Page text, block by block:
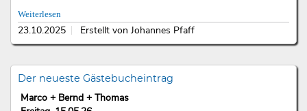
Weiterlesen
23.10.2025 Erstellt von Johannes Pfaff
Der neueste Gästebucheintrag
Marco + Bernd + Thomas